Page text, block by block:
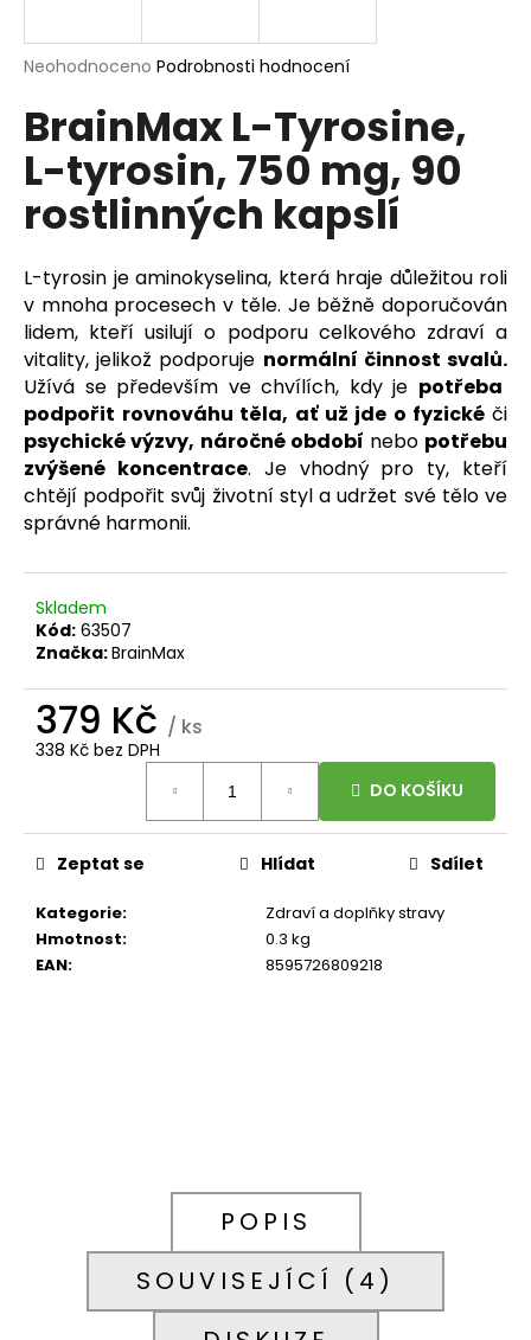
Průměrné
produktu
je
0,0
5
hvězdiček.
Neohodnoceno Podrobnosti hodnocení
BrainMax L-Tyrosine,
L-tyrosin, 750 mg, 90
rostlinných kapslí
L-tyrosin je aminokyselina, která hraje důležitou roli
v mnoha procesech v těle. Je běžně doporučován
lidem, kteří usilují o podporu celkového zdraví a
vitality, jelikož podporuje normální činnost svalů.
Užívá se především ve chvílích, kdy je potřeba
podpořit rovnováhu těla, ať už jde o fyzické či
psychické výzvy, náročné období nebo potřebu
zvýšené koncentrace. Je vhodný pro ty, kteří
chtějí podpořit svůj životní styl a udržet své tělo ve
správné harmonii.
Skladem
Kód: 63507
Značka:BrainMax
379 Kč / ks
338 Kč bez DPH
DO KOŠÍKU
Kategorie:
Zdraví a doplňky stravy
Hmotnost:
0.3 kg
EAN: 8595726809218
Zeptat se Hlídat Sdílet
POPIS
SOUVISEJÍCÍ (4)
j
t
?
HLEDAT
D
o
p
o
r
u
č
e
m
e
BRAINMAX
SLEEP
100
KAPSLÍ
(HOŘČÍK,
L-
THEANIN,
VITAMÍN
B6,